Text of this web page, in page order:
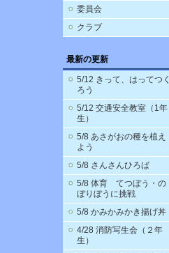
委員会
クラブ
最新の更新
5/12 きって、はってつく
ろう
5/12 交通安全教室（1年
生）
5/8 あさがおの種を植え
よう
5/8 さんさんひろば
5/8 体育 てつぼう・の
ぼりぼうに挑戦
5/8 かみかみかき揚げ丼
4/28 消防写生会（２年
生）